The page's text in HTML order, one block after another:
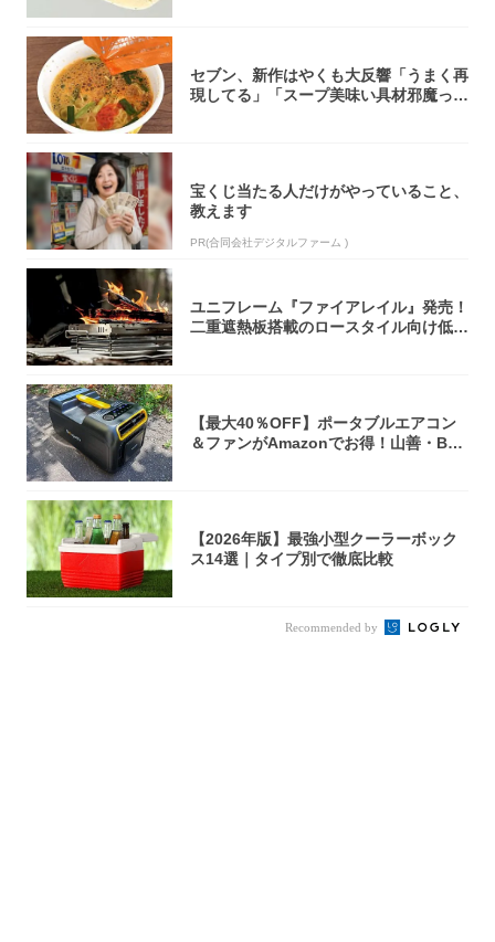
セブン、新作はやくも大反響「うまく再
現してる」「スープ美味い具材邪魔って
宝くじ当たる人だけがやっていること、
教えます
PR(合同会社デジタルファーム )
ユニフレーム『ファイアレイル』発売！
二重遮熱板搭載のロースタイル向け低型
【最大40％OFF】ポータブルエアコン
＆ファンがAmazonでお得！山善・Bo
【2026年版】最強小型クーラーボック
ス14選｜タイプ別で徹底比較
Recommended by